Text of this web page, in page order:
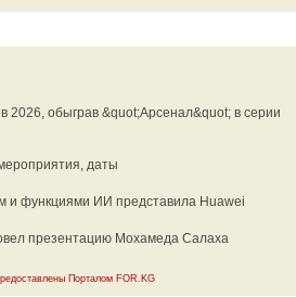
2026, обыграв &quot;Арсенал&quot; в серии
даты
и функциями ИИ представила Huawei
презентацию Мохамеда Салаха
Порталом FOR.KG